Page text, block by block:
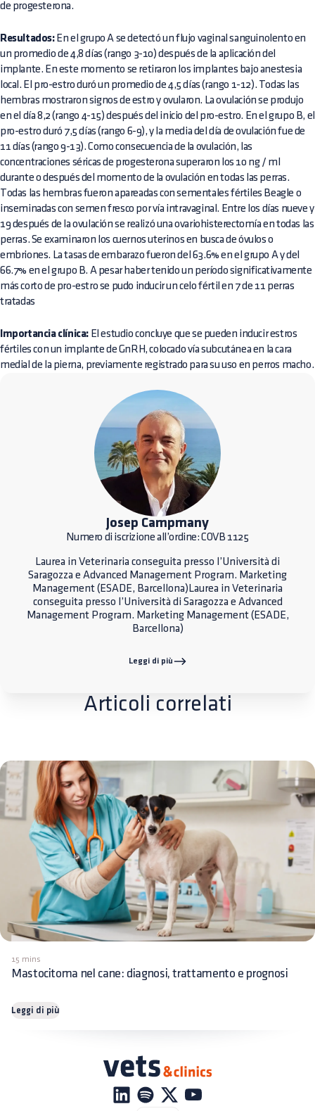
de progesterona.
Resultados:En el grupo A se detectó un flujo vaginal sanguinolento en
un promedio de 4,8 días (rango 3-10) después de la aplicación del
implante. En este momento se retiraron los implantes bajo anestesia
local. El pro-estro duró un promedio de 4,5 días (rango 1-12). Todas las
hembras mostraron signos de estro y ovularon. La ovulación se produjo
en el día 8,2 (rango 4-15) después del inicio del pro-estro. En el grupo B, el
pro-estro duró 7,5 días (rango 6-9), y la media del día de ovulación fue de
11 días (rango 9-13). Como consecuencia de la ovulación, las
concentraciones séricas de progesterona superaron los 10 ng / ml
durante o después del momento de la ovulación en todas las perras.
Todas las hembras fueron apareadas con sementales fértiles Beagle o
inseminadas con semen fresco por vía intravaginal. Entre los días nueve y
19 después de la ovulación se realizó una ovariohisterectomía en todas las
perras. Se examinaron los cuernos uterinos en busca de óvulos o
embriones. La tasas de embarazo fueron del 63.6% en el grupo A y del
66.7% en el grupo B. A pesar haber tenido un período significativamente
más corto de pro-estro se pudo inducir un celo fértil en 7 de 11 perras
tratadas
Importancia clínica: El estudio concluye que se pueden inducir estros
fértiles con un implante de GnRH, colocado vía subcutánea en la cara
medial de la pierna, previamente registrado para su uso en perros macho.
Josep Campmany
Numero di iscrizione all’ordine: COVB 1125
Laurea in Veterinaria conseguita presso l’Università di
Saragozza e Advanced Management Program. Marketing
Management (ESADE, Barcellona)Laurea in Veterinaria
conseguita presso l’Università di Saragozza e Advanced
Management Program. Marketing Management (ESADE,
Barcellona)
Leggi di più
Articoli correlati
15 mins
Mastocitoma nel cane: diagnosi, trattamento e prognosi
Leggi di più